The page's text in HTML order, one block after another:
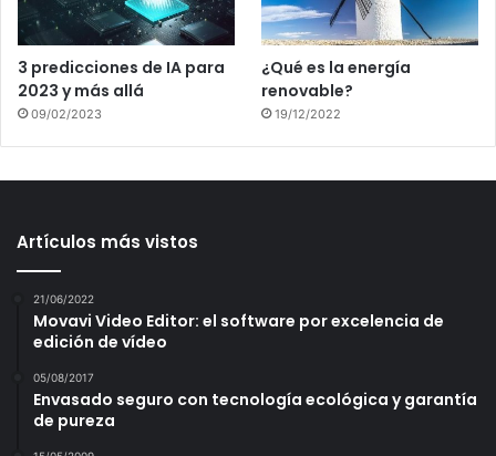
3 predicciones de IA para
2023 y más allá
09/02/2023
¿Qué es la energía
renovable?
19/12/2022
Artículos más vistos
21/06/2022
Movavi Video Editor: el software por excelencia de
edición de vídeo
05/08/2017
Envasado seguro con tecnología ecológica y garantía
de pureza